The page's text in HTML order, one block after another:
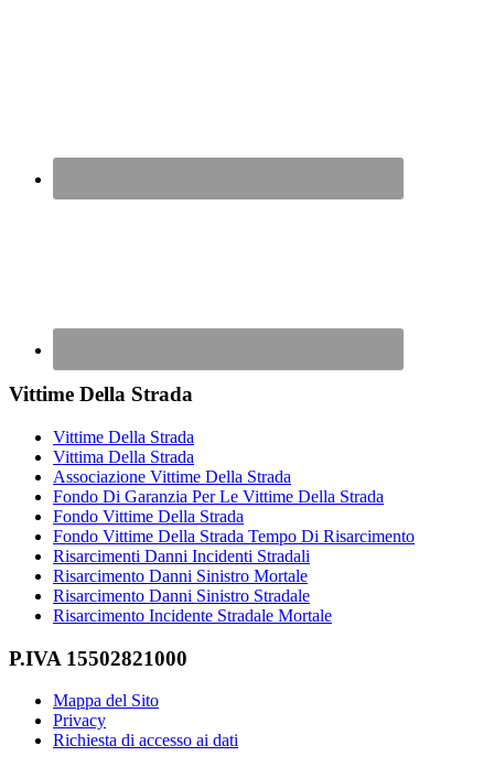
Vittime Della Strada
Vittime Della Strada
Vittima Della Strada
Associazione Vittime Della Strada
Fondo Di Garanzia Per Le Vittime Della Strada
Fondo Vittime Della Strada
Fondo Vittime Della Strada Tempo Di Risarcimento
Risarcimenti Danni Incidenti Stradali
Risarcimento Danni Sinistro Mortale
Risarcimento Danni Sinistro Stradale
Risarcimento Incidente Stradale Mortale
P.IVA 15502821000
Mappa del Sito
Privacy
Richiesta di accesso ai dati